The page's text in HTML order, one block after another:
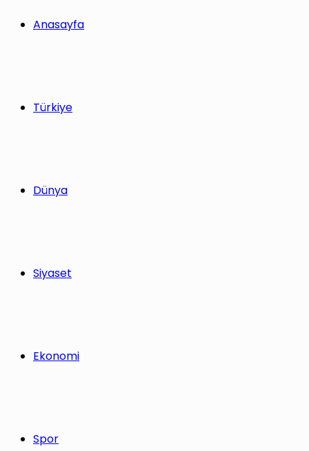
Anasayfa
Türkiye
Dünya
Siyaset
Ekonomi
Spor